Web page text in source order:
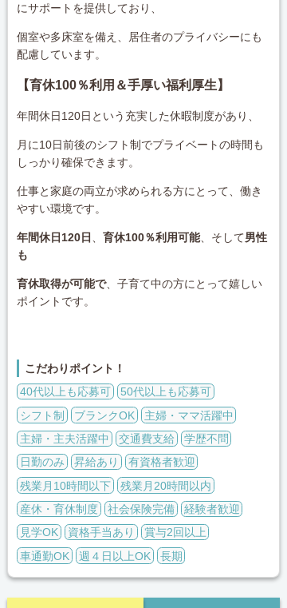
にサポートを提供しており、
個室や多床室を備え、居住者のプライバシーにも
配慮しています。
【育休100％利用＆手厚い福利厚生】
年間休日120日という充実した休暇制度があり、
月に10日前後のシフト制でプライベートの時間も
しっかり確保できます。
仕事と家庭の両立が求められる方にとって、働き
やすい環境です。
年間休日120日 、育休100％利用可能、そして男性
も
育休取得が可能で、子育て中の方にとって嬉しい
ポイントです。
こだわりポイント！
40代以上も応募可
50代以上も応募可
シフト制
ブランクOK
主婦・ママ活躍中
主婦・主夫活躍中
交通費支給
学歴不問
日勤のみ
昇給あり
有資格者歓迎
残業月10時間以下
残業月20時間以内
産休・育休制度
社会保険完備
経験者歓迎
見学OK
資格手当あり
賞与2回以上
車通勤OK
週４日以上OK 長期